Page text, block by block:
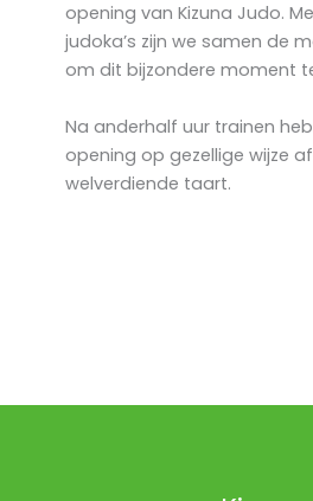
opening van Kizuna Judo.
judoka’s zijn we samen de
om dit bijzondere moment
Na anderhalf uur trainen
opening op gezellige wijze
welverdiende taart.